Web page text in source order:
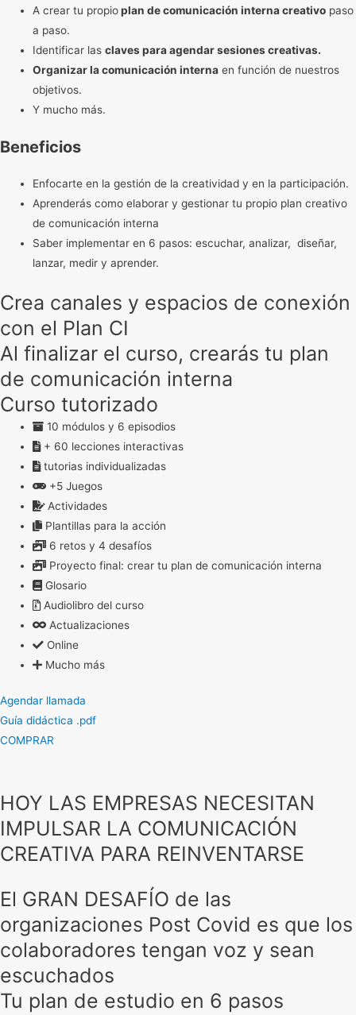
A crear tu propioplan de comunicación interna creativo paso
a paso.
Identificar lasclaves para agendar sesiones creativas.
Organizar la comunicación interna en función de nuestros
objetivos.
Y mucho más.
Beneficios
Enfocarte en la gestión de la creatividad y en la participación.
Aprenderás como elaborar y gestionar tu propio plan creativo
de comunicación interna
Saber implementar en 6 pasos: escuchar, analizar, diseñar,
lanzar, medir y aprender.
Crea canales y espacios de conexión
con el Plan CI
Al finalizar el curso, crearás tu plan
de comunicación interna
Curso tutorizado
10 módulos y 6 episodios
+ 60 lecciones interactivas
tutorias individualizadas
+5 Juegos
Actividades
Plantillas para la acción
6 retos y 4 desafíos
Proyecto final: crear tu plan de comunicación interna
Glosario
Audiolibro del curso
Actualizaciones
Online
Mucho más
Agendar llamada
Guía didáctica .pdf
COMPRAR
HOY LAS EMPRESAS NECESITAN
IMPULSAR LA COMUNICACIÓN
CREATIVA PARA REINVENTARSE
El GRAN DESAFÍO de las
organizaciones Post Covid es que los
colaboradores tengan voz y sean
escuchados
Tu plan de estudio en 6 pasos